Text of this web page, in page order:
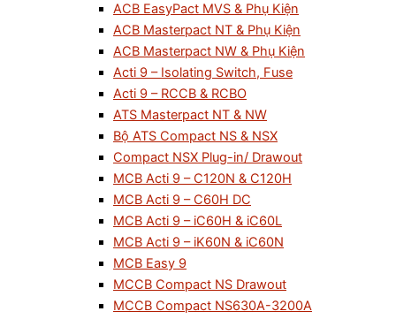
ACB EasyPact MVS & Phụ Kiện
ACB Masterpact NT & Phụ Kiện
ACB Masterpact NW & Phụ Kiện
Acti 9 – Isolating Switch, Fuse
Acti 9 – RCCB & RCBO
ATS Masterpact NT & NW
Bộ ATS Compact NS & NSX
Compact NSX Plug-in/ Drawout
MCB Acti 9 – C120N & C120H
MCB Acti 9 – C60H DC
MCB Acti 9 – iC60H & iC60L
MCB Acti 9 – iK60N & iC60N
MCB Easy 9
MCCB Compact NS Drawout
MCCB Compact NS630A-3200A